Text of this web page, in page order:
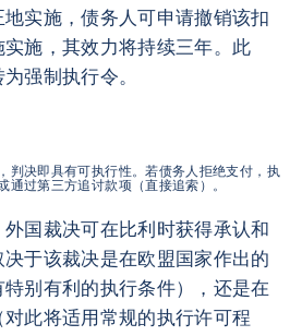
实施，债务人可申请撤销该扣
施，其效力将持续三年。此
强制执行令。
判决即具有可执行性。若债务人拒绝支付，执
通过第三方追讨款项（直接追索）。
国裁决可在比利时获得承认和
于该裁决是在欧盟国家作出的
特别有利的执行条件），还是在
此将适用常规的执行许可程